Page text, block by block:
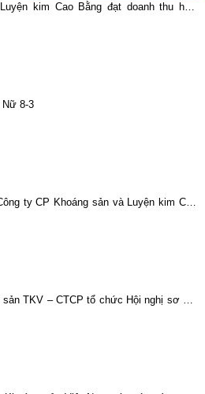
kim Cao Bằng đạt doanh thu hơn
Nữ 8-3
ty CP Khoáng sản và Luyện kim Cao
TKV – CTCP tổ chức Hội nghị sơ kết
trọng tâm quý II/2025